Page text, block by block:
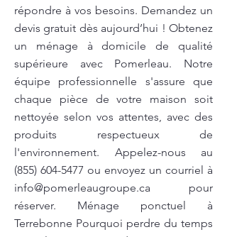
répondre à vos besoins. Demandez un
devis gratuit dès aujourd’hui ! Obtenez
un ménage à domicile de qualité
supérieure avec Pomerleau. Notre
équipe professionnelle s'assure que
chaque pièce de votre maison soit
nettoyée selon vos attentes, avec des
produits respectueux de
l'environnement. Appelez-nous au
(855) 604-5477 ou envoyez un courriel à
info@pomerleaugroupe.ca pour
réserver. Ménage ponctuel à
Terrebonne Pourquoi perdre du temps